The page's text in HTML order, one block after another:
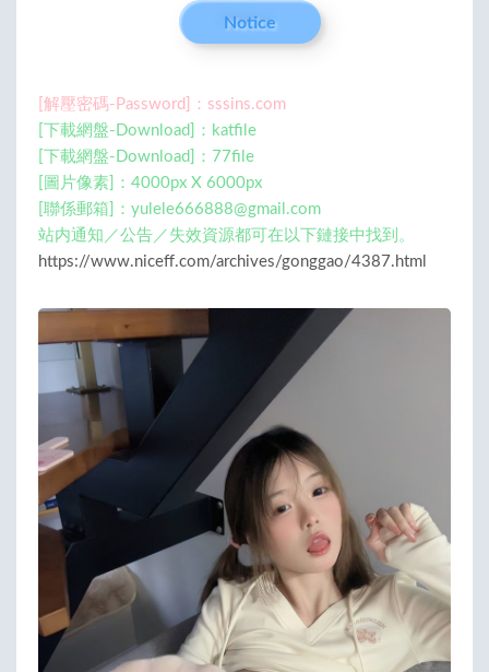
Notice
[解壓密碼-Password]：sssins.com
[下載網盤-Download]：katfile
[下載網盤-Download]：77file
[圖片像素]：4000px X 6000px
[聯係郵箱]： yulele666888@gmail.com
站内通知／公告／失效資源都可在以下鏈接中找到。
https://www.niceff.com/archives/gonggao/4387.html